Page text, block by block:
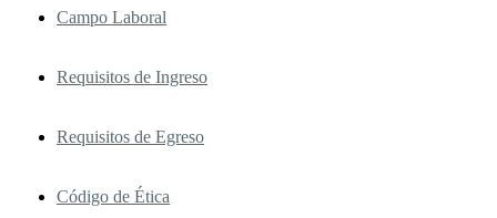
Campo Laboral
Requisitos de Ingreso
Requisitos de Egreso
Código de Ética